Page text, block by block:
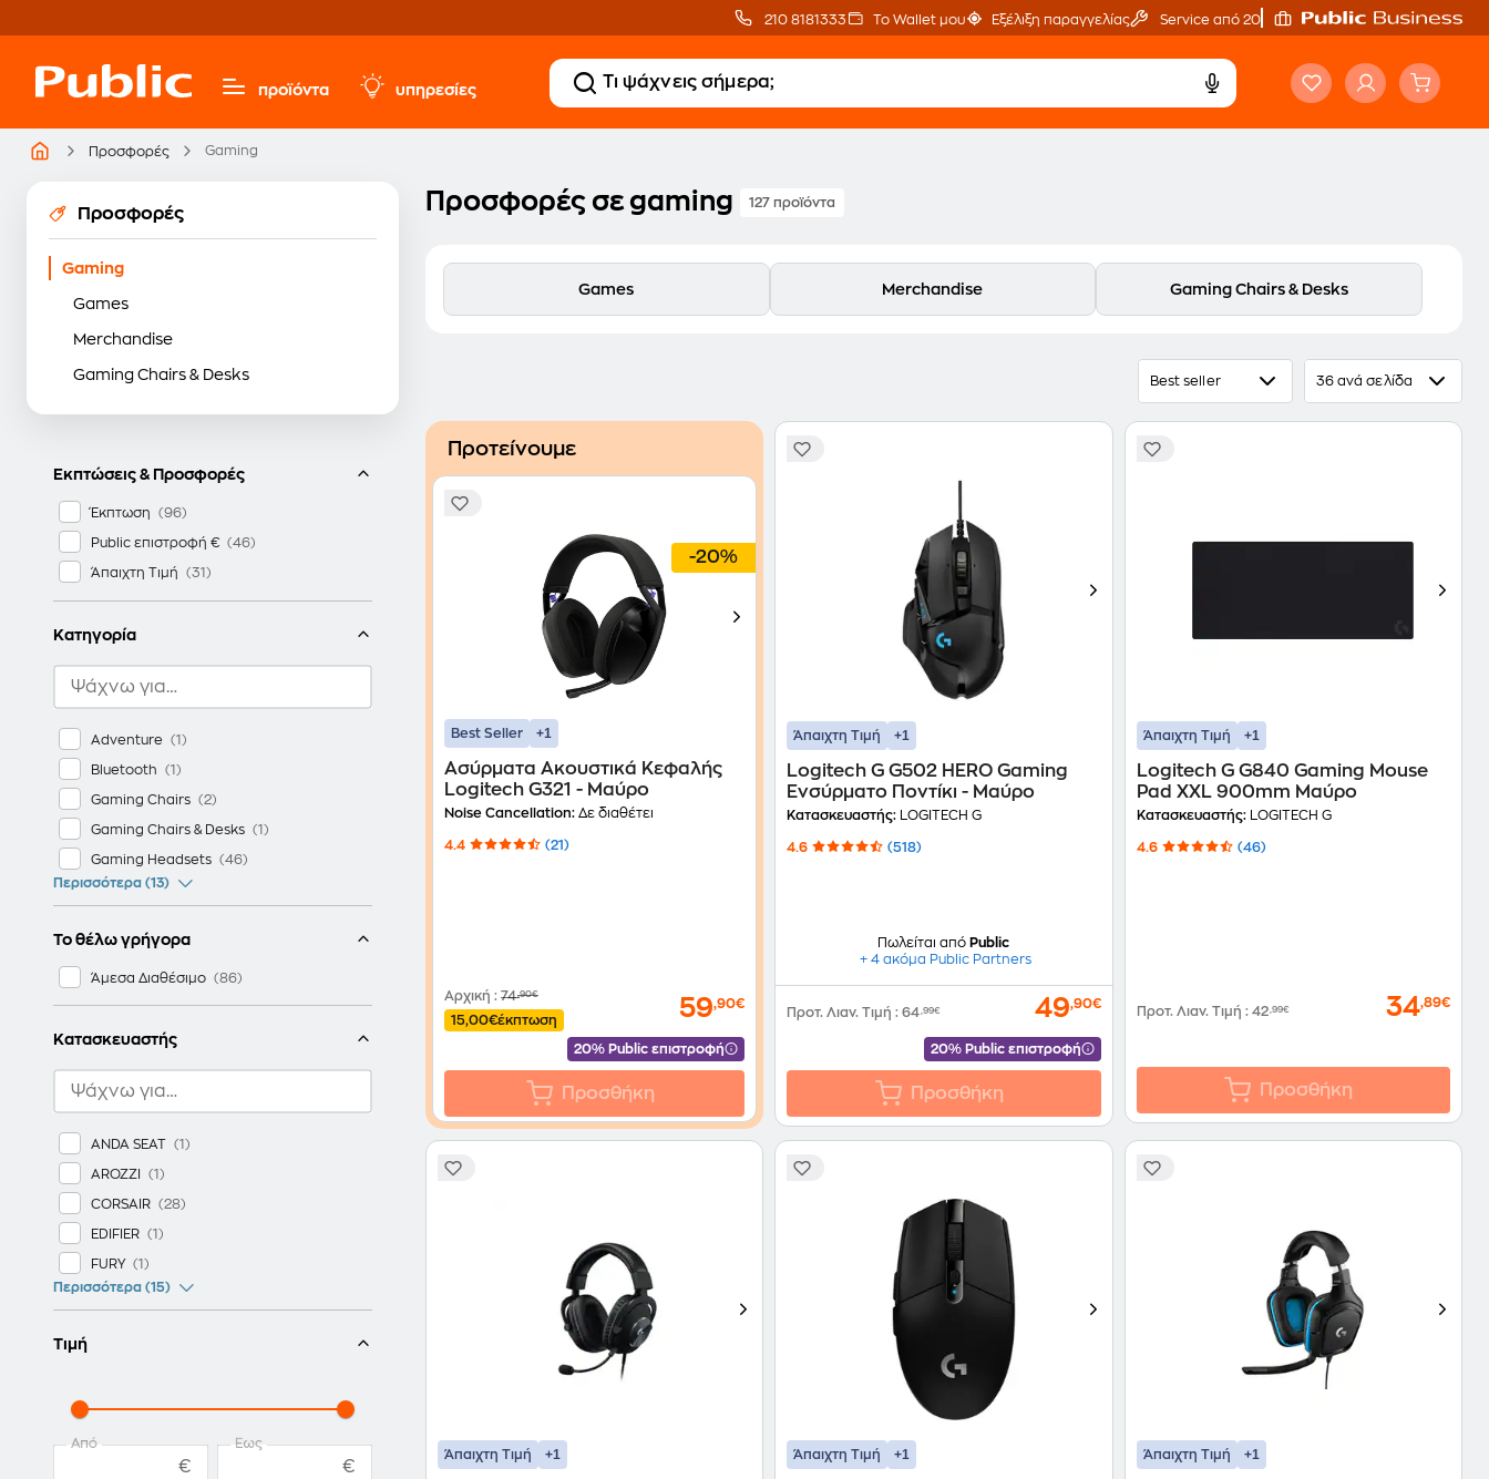
210 8181333 Το Wallet μου Εξέλιξη παραγγελίας Service από 20'
προϊόντα υπηρεσίες
Προσφορές Gaming
Προσφορές
Gaming
Games
Merchandise
Gaming Chairs & Desks
Εκπτώσεις & Προσφορές
Έκπτωση
Public επιστροφή €
Άπαιχτη Τιμή
Κατηγορία
Adventure
Bluetooth
Gaming Chairs
Gaming Chairs & Desks
Gaming Headsets
Περισσότερα (13)
Το θέλω γρήγορα
Άμεσα Διαθέσιμο
Κατασκευαστής
ANDA SEAT
AROZZI
CORSAIR
EDIFIER
FURY
Περισσότερα (15)
Τιμή
Από
€
Έως
€
Προσφορές σε gaming 127 προϊόντα
Games Merchandise Gaming Chairs & Desks
Best seller 36 ανά σελίδα
Προτείνουμε
-20%
Best Seller +1
Ασύρματα Ακουστικά Κεφαλής
Logitech G321 - Μαύρο
Noise Cancellation: Δε διαθέτει
4.4 (21)
Αρχική : 74,90€
15,00€έκπτωση 59,90€
20% Public επιστροφή
Προσθήκη
Άπαιχτη Τιμή +1
Logitech G G502 HERO Gaming
Ενσύρματο Ποντίκι - Μαύρο
Κατασκευαστής: LOGITECH G
4.6 (518)
Πωλείται από Public
+ 4 ακόμα Public Partners
Προτ. Λιαν. Τιμή:64,99€ 49,90€
20% Public επιστροφή
Προσθήκη
Άπαιχτη Τιμή +1
Logitech G G840 Gaming Mouse
Pad XXL 900mm Μαύρο
Κατασκευαστής:LOGITECH G
4.6 (46)
Προτ. Λιαν. Τιμή : 42,99€ 34,89€
Προσθήκη
Άπαιχτη Τιμή +1 Άπαιχτη Τιμή +1 Άπαιχτη Τιμή +1